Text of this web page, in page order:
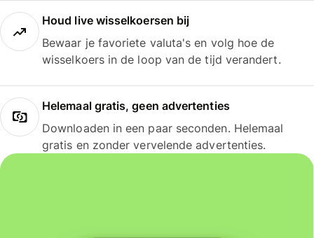
Houd live wisselkoersen bij
Bewaar je favoriete valuta's en volg hoe de
wisselkoers in de loop van de tijd verandert.
Helemaal gratis, geen advertenties
Downloaden in een paar seconden. Helemaal
gratis en zonder vervelende advertenties.